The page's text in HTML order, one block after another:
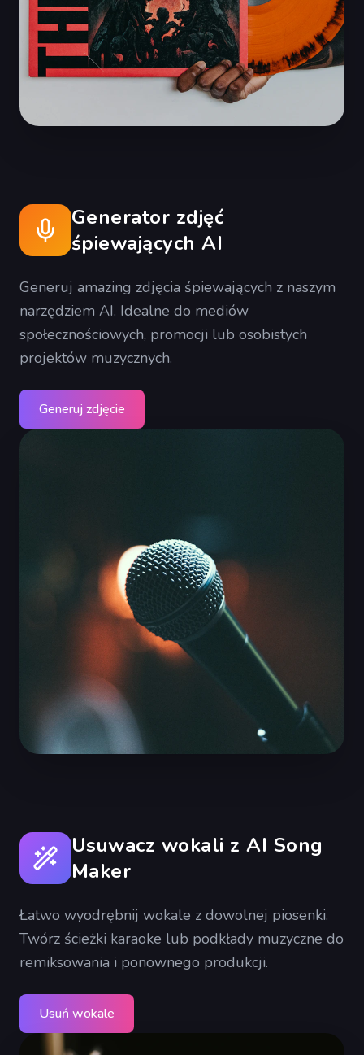
Generator zdjęć
śpiewających AI
Generuj amazing zdjęcia śpiewających z naszym
narzędziem AI. Idealne do mediów
społecznościowych, promocji lub osobistych
projektów muzycznych.
Generuj zdjęcie
Usuwacz wokali z AI Song
Maker
Łatwo wyodrębnij wokale z dowolnej piosenki.
Twórz ścieżki karaoke lub podkłady muzyczne do
remiksowania i ponownego produkcji.
Usuń wokale